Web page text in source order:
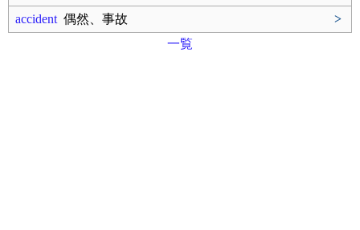
accident 偶然、事故
>
一覧